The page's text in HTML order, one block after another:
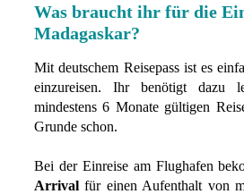
Was braucht ihr für die
Madagaskar?
Mit deutschem Reisepass ist es
einzureisen. Ihr benötigt dazu
mindestens 6 Monate gültigen
Grunde schon.
Bei der Einreise am Flughafen
Arrival für einen Aufenthalt von